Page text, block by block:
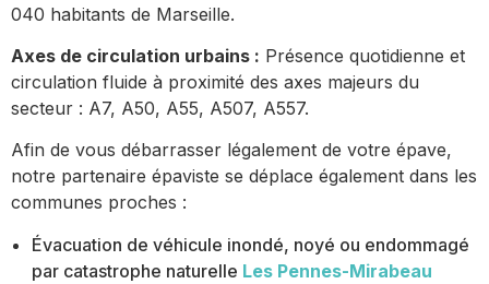
040 habitants de Marseille.
Axes de circulation urbains : Présence quotidienne et
circulation fluide à proximité des axes majeurs du
secteur : A7, A50, A55, A507, A557.
Afin de vous débarrasser légalement de votre épave,
notre partenaire épaviste se déplace également dans les
communes proches :
Évacuation de véhicule inondé, noyé ou endommagé
par catastrophe naturelle Les Pennes-Mirabeau